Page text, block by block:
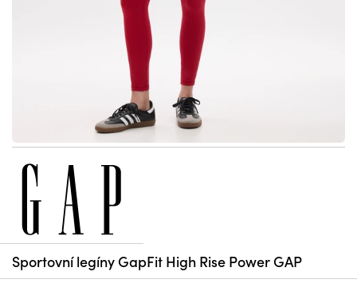
Sportovní legíny GapFit High Rise Power GAP